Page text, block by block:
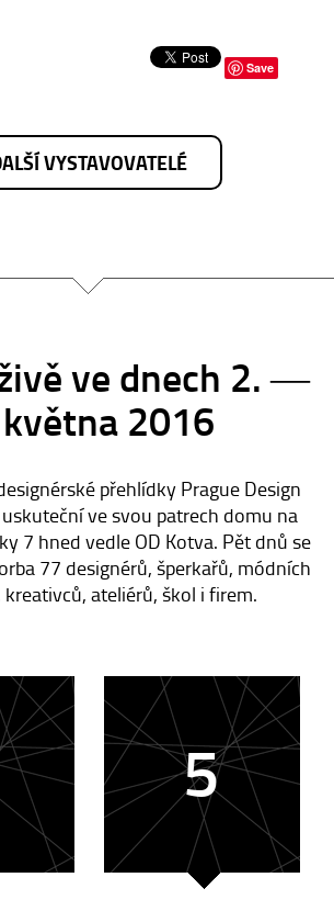
Save
VYSTAVOVATELÉ
ve dnech 2. ―
2016
přehlídky Prague Design
ve svou patrech domu na
7 hned vedle OD Kotva. Pět dnů se
77 designérů, šperkařů, módních
ateliérů, škol i firem.
5